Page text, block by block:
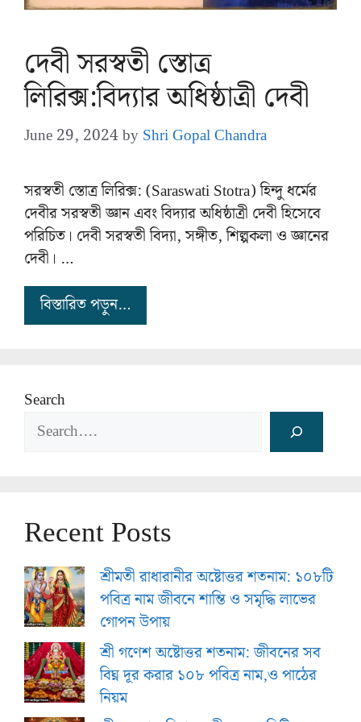
দেবী সরস্বতী স্তোত্র
লিরিক্স:বিদ্যার অধিষ্ঠাত্রী দেবী
June 29, 2024byShri Gopal Chandra
সরস্বতী স্তোত্র লিরিক্স: (Saraswati Stotra) হিন্দু ধর্মের
দেবীর সরস্বতী জ্ঞান এবং বিদ্যার অধিষ্ঠাত্রী দেবী হিসেবে
পরিচিত। দেবী সরস্বতী বিদ্যা, সঙ্গীত, শিল্পকলা ও জ্ঞানের
দেবী। …
বিস্তারিত পড়ুন…
Search
Recent Posts
শ্রীমতী রাধারানীর অষ্টোত্তর শতনাম: ১০৮টি
পবিত্র নাম জীবনে শান্তি ও সমৃদ্ধি লাভের
গোপন উপায়
শ্রী গণেশ অষ্টোত্তর শতনাম: জীবনের সব
বিঘ্ন দূর করার ১০৮ পবিত্র নাম,ও পাঠের
নিয়ম